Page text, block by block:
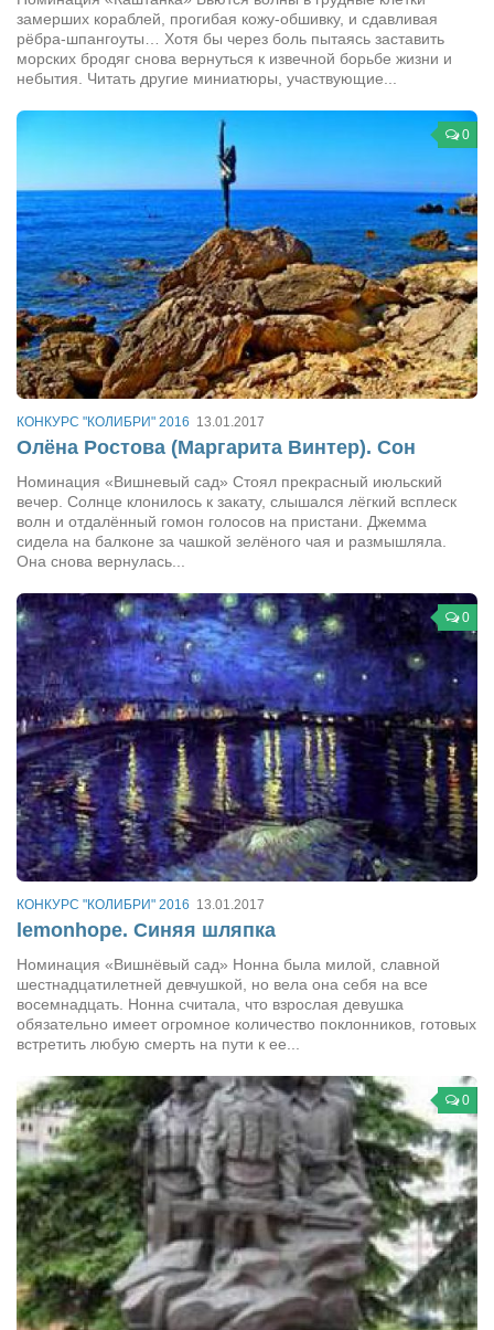
замерших кораблей, прогибая кожу-обшивку, и сдавливая
рёбра-шпангоуты… Хотя бы через боль пытаясь заставить
морских бродяг снова вернуться к извечной борьбе жизни и
небытия. Читать другие миниатюры, участвующие...
0
КОНКУРС "КОЛИБРИ" 2016 13.01.2017
Олёна Ростова (Маргарита Винтер). Сон
Номинация «Вишневый сад» Стоял прекрасный июльский
вечер. Солнце клонилось к закату, слышался лёгкий всплеск
волн и отдалённый гомон голосов на пристани. Джемма
сидела на балконе за чашкой зелёного чая и размышляла.
Она снова вернулась...
0
КОНКУРС "КОЛИБРИ" 2016 13.01.2017
lemonhope. Синяя шляпка
Номинация «Вишнёвый сад» Нонна была милой, славной
шестнадцатилетней девчушкой, но вела она себя на все
восемнадцать. Нонна считала, что взрослая девушка
обязательно имеет огромное количество поклонников, готовых
встретить любую смерть на пути к ее...
0